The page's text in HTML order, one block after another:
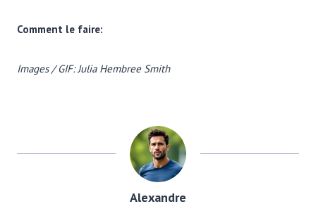
Comment le faire:
Images / GIF: Julia Hembree Smith
Alexandre